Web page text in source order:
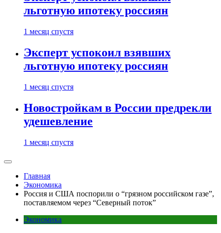
льготную ипотеку россиян
1 месяц спустя
Эксперт успокоил взявших
льготную ипотеку россиян
1 месяц спустя
Новостройкам в России предрекли
удешевление
1 месяц спустя
Главная
Экономика
Россия и США поспорили о “грязном российском газе”,
поставляемом через “Северный поток”
Экономика